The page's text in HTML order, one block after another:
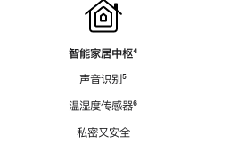
智能家居中枢脚
⁴
声音识别脚
⁵
温湿度传感器脚
⁶
私密又安全